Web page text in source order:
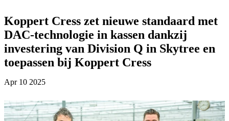
Apr 10 2025
Koppert Cress zet nieuwe standaard met
DAC-technologie in kassen dankzij
investering van Division Q in Skytree en
toepassen bij Koppert Cress